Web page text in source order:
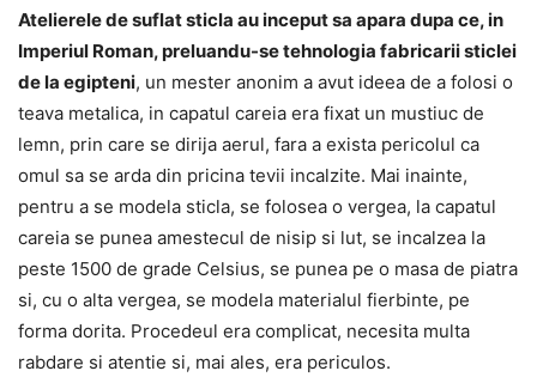
Atelierele de suflat sticla au inceput sa apara dupa ce, in
Imperiul Roman, preluandu-se tehnologia fabricarii sticlei
de la egipteni, un mester anonim a avut ideea de a folosi o
teava metalica, in capatul careia era fixat un mustiuc de
lemn, prin care se dirija aerul, fara a exista pericolul ca
omul sa se arda din pricina tevii incalzite. Mai inainte,
pentru a se modela sticla, se folosea o vergea, la capatul
careia se punea amestecul de nisip si lut, se incalzea la
peste 1500 de grade Celsius, se punea pe o masa de piatra
si, cu o alta vergea, se modela materialul fierbinte, pe
forma dorita. Procedeul era complicat, necesita multa
rabdare si atentie si, mai ales, era periculos.